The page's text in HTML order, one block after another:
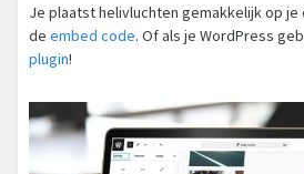
Je plaatst helivluchten gemakkelijk op
de embed code. Of als je WordPress
plugin!